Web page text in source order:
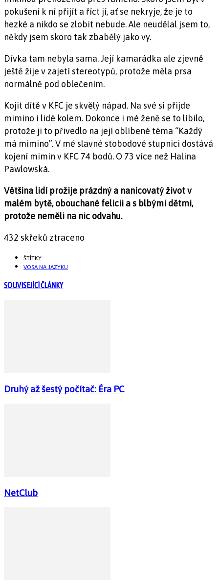
pokušení k ní přijít a říct jí, ať se nekryje, že je to
hezké a nikdo se zlobit nebude. Ale neudělal jsem to,
někdy jsem skoro tak zbabělý jako vy.
Dívka tam nebyla sama. Její kamarádka ale zjevně
ještě žije v zajetí stereotypů, protože měla prsa
normálně pod oblečením.
Kojit dítě v KFC je skvělý nápad. Na své si přijde
mimino i lidé kolem. Dokonce i mé ženě se to líbilo,
protože ji to přivedlo na její oblíbené téma “Každý
má mimino”. V mé slavné stobodové stupnici dostává
kojení mimin v KFC 74 bodů. O 73 více než Halina
Pawlowská.
Většina lidí prožije prázdný a nanicovatý život v
malém bytě, obouchané felicii a s blbými dětmi,
protože neměli na nic odvahu.
432 skřeků ztraceno
ŠTÍTKY
VOSA NA JAZYKU
SOUVISEJÍCÍ ČLÁNKY
Druhý až šestý počítač: Éra PC
NetClub